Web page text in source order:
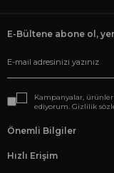
E-Bültene abone ol,
Kampanyalar,
ediyorum. Gizlilik
Önemli Bilgiler
Hızlı Erişim